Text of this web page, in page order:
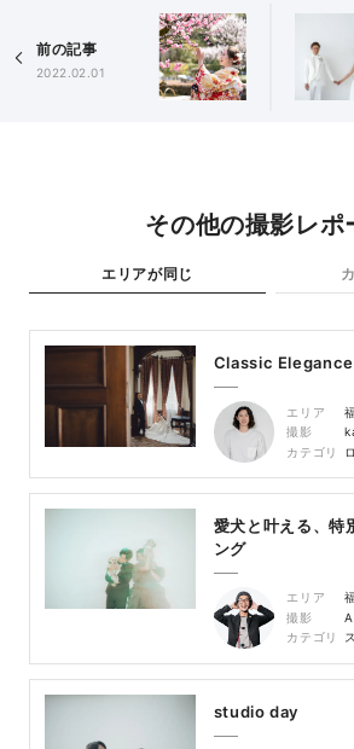
前の記事
2022.02.01
その他の撮影レポ
エリアが同じ
Classic Elegance
エリア
撮影
カテゴリ
愛犬と叶える、特
ング
エリア
撮影
カテゴリ
studio day